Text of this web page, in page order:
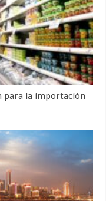
para la importación